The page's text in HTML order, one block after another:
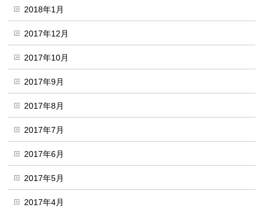
2018年1月
2017年12月
2017年10月
2017年9月
2017年8月
2017年7月
2017年6月
2017年5月
2017年4月